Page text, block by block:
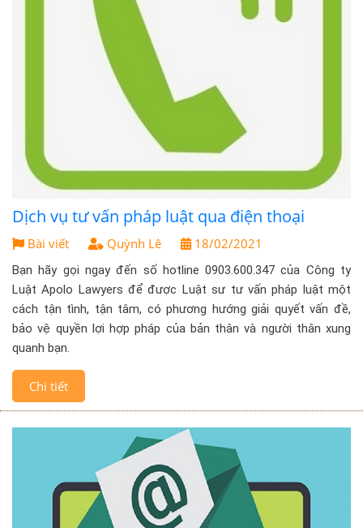
Dịch vụ tư vấn pháp luật qua điện thoại
Bài viết Quỳnh Lê 18/02/2021
Bạn hãy gọi ngay đến số hotline 0903.600.347 của Công ty
Luật Apolo Lawyers để được Luật sư tư vấn pháp luật một
cách tận tình, tận tâm, có phương hướng giải quyết vấn đề,
bảo vệ quyền lợi hợp pháp của bản thân và người thân xung
quanh bạn.
Chi tiết